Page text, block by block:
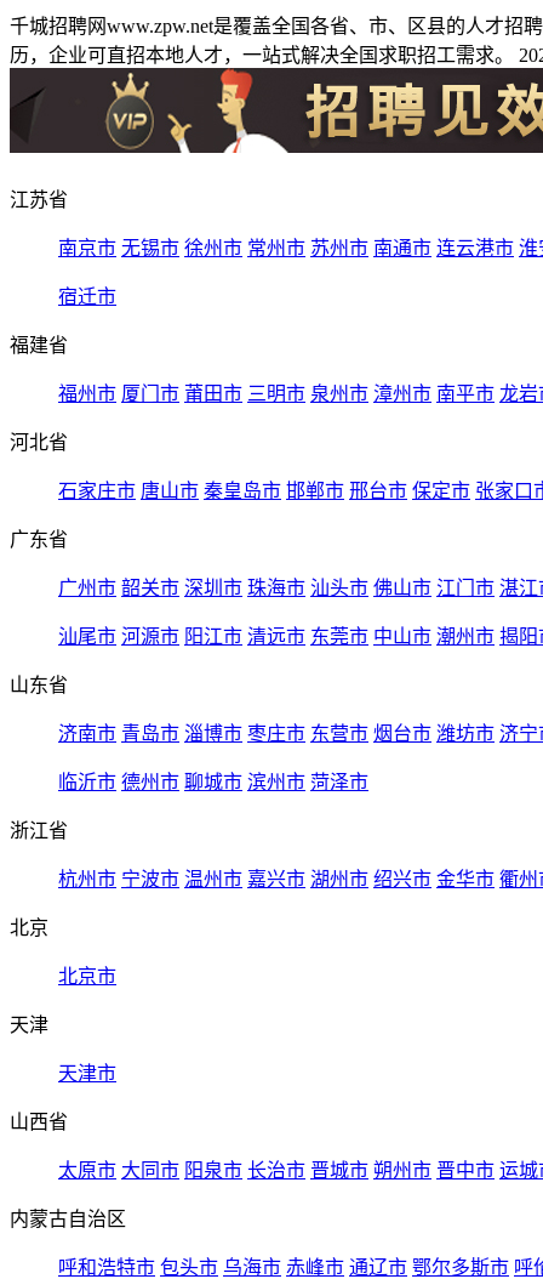
千城招聘网www.zpw.net是覆盖全国各省、市、区县的人才
历，企业可直招本地人才，一站式解决全国求职招工需求。
江苏省
南京市 无锡市 徐州市 常州市 苏州市 南通市 连云港市 淮
宿迁市
福建省
福州市 厦门市 莆田市 三明市 泉州市 漳州市 南平市 龙岩
河北省
石家庄市 唐山市 秦皇岛市 邯郸市 邢台市 保定市 张家口
广东省
广州市 韶关市 深圳市 珠海市 汕头市 佛山市 江门市 湛江
汕尾市 河源市 阳江市 清远市 东莞市 中山市 潮州市 揭阳
山东省
济南市 青岛市 淄博市 枣庄市 东营市 烟台市 潍坊市 济宁
临沂市 德州市 聊城市 滨州市 菏泽市
浙江省
杭州市 宁波市 温州市 嘉兴市 湖州市 绍兴市 金华市 衢州
北京
北京市
天津
天津市
山西省
太原市 大同市 阳泉市 长治市 晋城市 朔州市 晋中市 运城
内蒙古自治区
呼和浩特市 包头市 乌海市 赤峰市 通辽市 鄂尔多斯市 呼